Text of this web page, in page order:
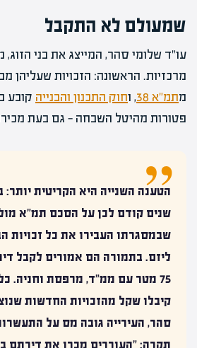
שמעולם לא התקבל
עו"ד שלומי סהר, המייצג את בני
מרכזיות. הראשונה: הזכויות שעליהן
מתמ"א 38 , וחוק התכנון והבנייה קובע
פטורות מהיטל השבחה — גם בעת
הטענה השנייה היא הקריטית יותר:
שנים קודם לכן על הסכם תמ"א
שבמסגרתו העבירו את כל זכויות
ליזם. בתמורה הם אמורים לקבל
75 מטר עם ממ"ד, מרפסת וחניה.
קיבלו שקל מהזכויות החדשות
סהר, העירייה גובה מס על
תקרה: "העוררים מכרו את דירתם